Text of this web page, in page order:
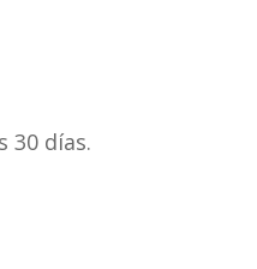
30 días.